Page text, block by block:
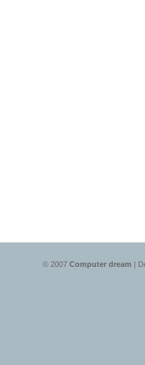
© 2007 Computer dream |